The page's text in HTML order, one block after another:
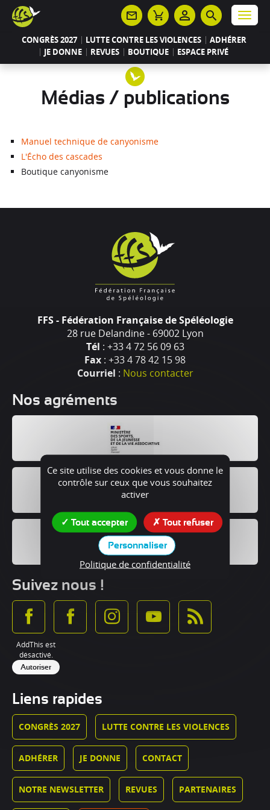
CONGRÈS 2027 LUTTE CONTRE LES VIOLENCES
ADHÉRER
JE DONNE
REVUES BOUTIQUE ESPACE PRIVÉ
Menu
Médias / publications
Manuel technique de canyonisme
L'Écho des cascades
Boutique canyonisme
FFS - Fédération Française de Spéléologie
28 rue Delandine - 69002 Lyon
Tél : +33 4 72 56 09 63
Fax : +33 4 78 42 15 98
Courriel : Nous contacter
Nos agréments
Suivez nous !
AddThis est
désactivé.
Autoriser
Liens rapides
CONGRÈS 2027 LUTTE CONTRE LES VIOLENCES
ADHÉRER JE DONNE CONTACT
NOTRE NEWSLETTER REVUES PARTENAIRES
Panneau de gestion des cookies
Ce site utilise des cookies et vous donne le
contrôle sur ceux que vous souhaitez
activer
Tout accepter Tout refuser
Personnaliser
Politique de confidentialité